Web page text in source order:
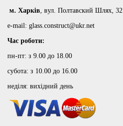
м. Харків, вул. Полтавский Шлях, 32
e-mail: glass.construct@ukr.net
Час роботи:
пн-пт: з 9.00 до 18.00
субота: з 10.00 до 16.00
неділя: вихідний день